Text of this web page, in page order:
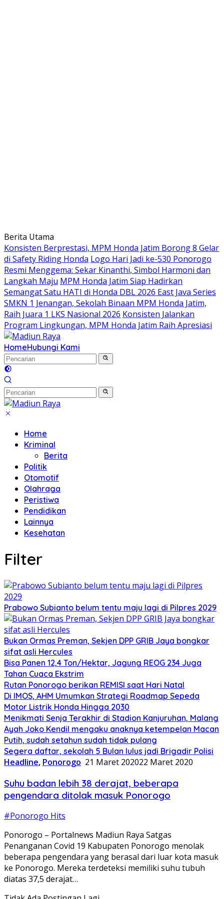
Langsung
ke
konten
Berita Utama
Konsisten Berprestasi, MPM Honda Jatim Borong 8 Gelar
di Safety Riding Honda Logo Hari Jadi ke-530 Ponorogo
Resmi Menggema: Sekar Kinanthi, Simbol Harmoni dan
Langkah Maju MPM Honda Jatim Siap Hadirkan
Semangat Satu HATI di Honda DBL 2026 East Java Series
SMKN 1 Jenangan, Sekolah Binaan MPM Honda Jatim,
Raih Juara 1 LKS Nasional 2026 Konsisten Jalankan
Program Lingkungan, MPM Honda Jatim Raih Apresiasi
HomeHubungi Kami
Home
Kriminal
Berita
Politik
Otomotif
Olahraga
Peristiwa
Pendidikan
Lainnya
Kesehatan
Filter
Prabowo Subianto belum tentu maju lagi di Pilpres 2029
Bukan Ormas Preman, Sekjen DPP GRIB Jaya bongkar
sifat asli Hercules
Bisa Panen 12,4 Ton/Hektar, Jagung REOG 234 Juga
Tahan Cuaca Ekstrim
Rutan Ponorogo berikan REMISI saat Hari Natal
Di IMOS, AHM Umumkan Strategi Roadmap Sepeda
Motor Listrik Honda Hingga 2030
Menikmati Senja Terakhir di Stadion Kanjuruhan, Malang
Ayah Joko Kendil mengaku anaknya ketempelan Macan
Putih, sudah setahun sudah tidak pulang
Segera daftar, sekolah 5 Bulan lulus jadi Brigadir Polisi
Headline, Ponorogo 21 Maret 202022 Maret 2020
Suhu badan lebih 38 derajat, beberapa
pengendara ditolak masuk Ponorogo
#Ponorogo Hits
Ponorogo – Portalnews Madiun Raya Satgas
Penanganan Covid 19 Kabupaten Ponorogo menolak
beberapa pengendara yang berasal dari luar kota masuk
ke Ponorogo. Mereka terdeteksi memiliki suhu tubuh
diatas 37,5 derajat…